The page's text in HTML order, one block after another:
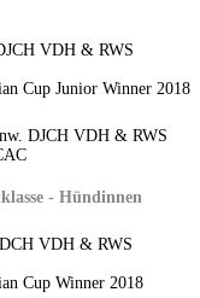
VDH & RWS
Cup Junior Winner 2018
DJCH VDH & RWS
- Hündinnen
VDH & RWS
Cup Winner 2018